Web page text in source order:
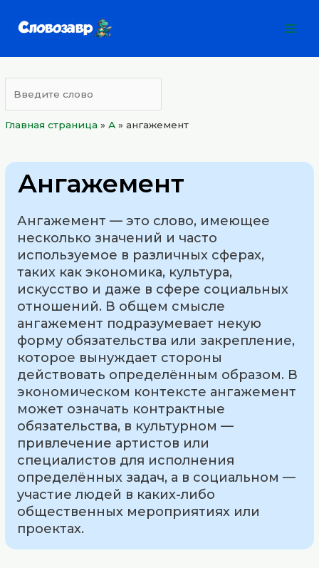
Главная страница »А »ангажемент
Ангажемент
Ангажемент — это слово, имеющее
несколько значений и часто
используемое в различных сферах,
таких как экономика, культура,
искусство и даже в сфере социальных
отношений. В общем смысле
ангажемент подразумевает некую
форму обязательства или закрепление,
которое вынуждает стороны
действовать определённым образом. В
экономическом контексте ангажемент
может означать контрактные
обязательства, в культурном —
привлечение артистов или
специалистов для исполнения
определённых задач, а в социальном —
участие людей в каких-либо
общественных мероприятиях или
проектах.